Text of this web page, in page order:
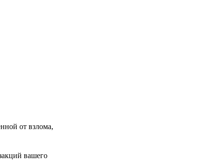
от взлома,
вашего